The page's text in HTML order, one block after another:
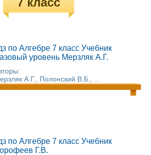
по Алгебре 7 класс Учебник
уровень Мерзляк А.Г.
А.Г., Полонский В.Б., ...
по Алгебре 7 класс Учебник
Г.В.